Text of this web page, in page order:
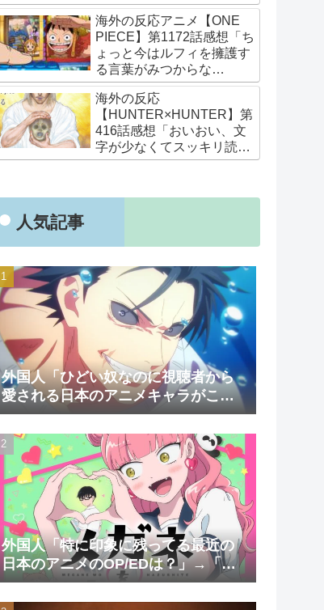
海外の反応アニメ【ONE
PIECE】第1172話感想「ち
ょっと今はルフィを擁護す
る言葉がみつからな
い･･･」
海外の反応
【HUNTER×HUNTER】第
416話感想「おいおい、文
字が少なくてスッキリ読め
るぞ！！」
人気記事
外国人「ひどい奴なのに視聴者から
愛される日本のアニメキャラがこち
ら」（海外の反応）
外国人「特に印象に残ってる最近の
日本のアニメのOP/EDは？」→「一
回も飛ばしたことないわ」（海外の
反応）